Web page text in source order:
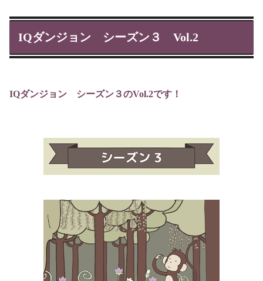
IQダンジョン シーズン３ Vol.2
IQダンジョン シーズン３のVol.2です！